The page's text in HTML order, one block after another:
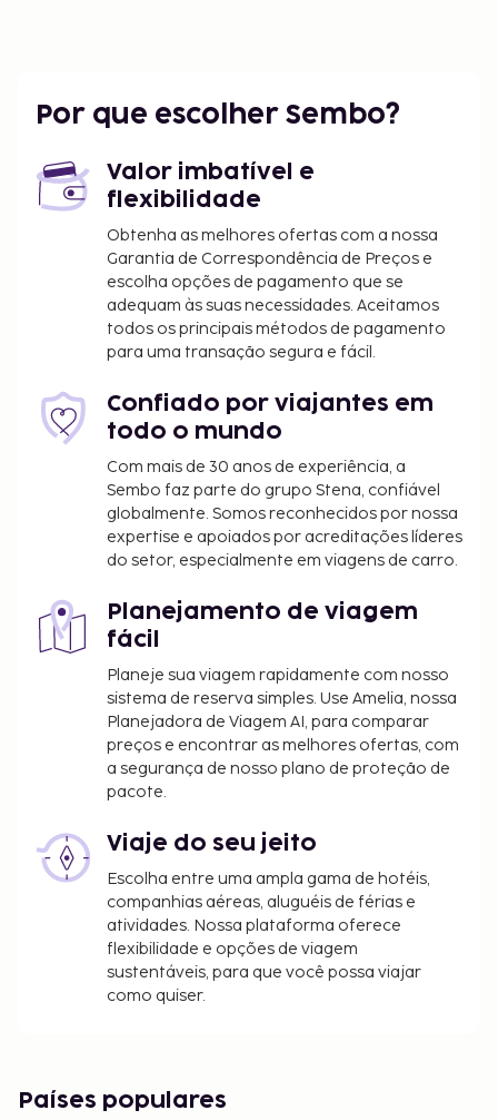
Por que escolher Sembo?
Valor imbatível e
flexibilidade
Obtenha as melhores ofertas com a nossa
Garantia de Correspondência de Preços e
escolha opções de pagamento que se
adequam às suas necessidades. Aceitamos
todos os principais métodos de pagamento
para uma transação segura e fácil.
Confiado por viajantes em
todo o mundo
Com mais de 30 anos de experiência, a
Sembo faz parte do grupo Stena, confiável
globalmente. Somos reconhecidos por nossa
expertise e apoiados por acreditações líderes
do setor, especialmente em viagens de carro.
Planejamento de viagem
fácil
Planeje sua viagem rapidamente com nosso
sistema de reserva simples. Use Amelia, nossa
Planejadora de Viagem AI, para comparar
preços e encontrar as melhores ofertas, com
a segurança de nosso plano de proteção de
pacote.
Viaje do seu jeito
Escolha entre uma ampla gama de hotéis,
companhias aéreas, aluguéis de férias e
atividades. Nossa plataforma oferece
flexibilidade e opções de viagem
sustentáveis, para que você possa viajar
como quiser.
Países populares